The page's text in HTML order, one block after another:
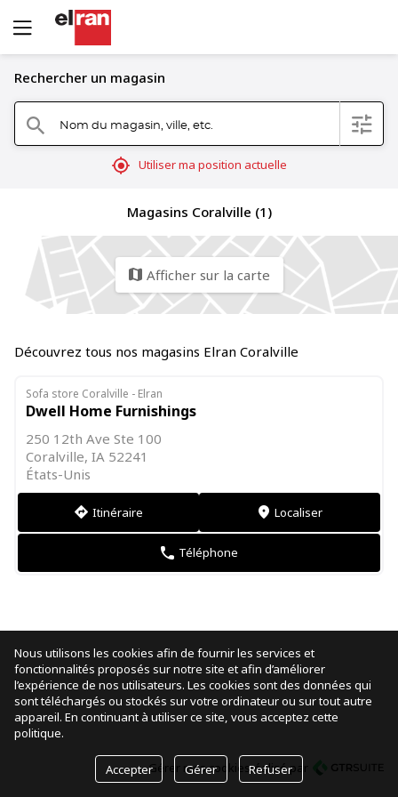
Rechercher un magasin
search Nom du magasin, ville, etc. filter
mylocation Utiliser ma position actuelle
Magasins Coralville (1)
map Afficher sur la carte
Découvrez tous nos magasins Elran Coralville
Sofa store Coralville - Elran
Dwell Home Furnishings
250 12th Ave Ste 100
Coralville, IA 52241
États-Unis
direction Itinéraire markers Localiser
phone Téléphone
Gérer mes cookiesréalisé par
Nous utilisons les cookies afin de fournir les services et
fonctionnalités proposés sur notre site et afin d’améliorer
l’expérience de nos utilisateurs. Les cookies sont des données qui
sont téléchargés ou stockés sur votre ordinateur ou sur tout autre
appareil. En continuant à utiliser ce site, vous acceptez cette
politique.
Accepter Gérer Refuser